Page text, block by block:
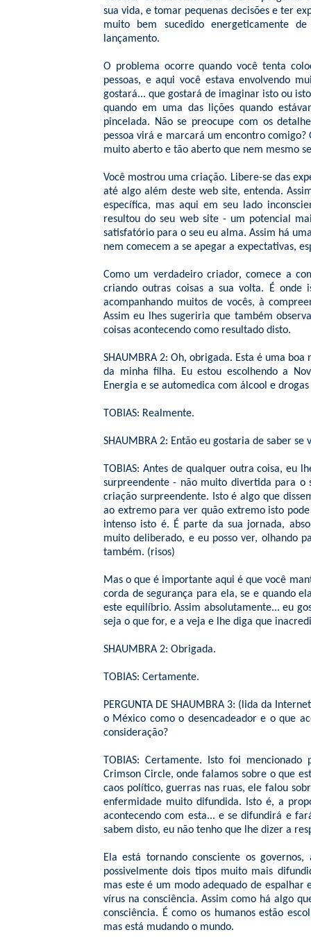
sua vida, e tomar pequenas decisões e ter
muito bem sucedido energeticamente
lançamento.
O problema ocorre quando você tenta
pessoas, e aqui você estava envolvendo
gostará... que gostará de imaginar isto ou
quando em uma das lições quando
pincelada. Não se preocupe com os
pessoa virá e marcará um encontro
muito aberto e tão aberto que nem mesmo
Você mostrou uma criação. Libere-se das
até algo além deste web site, entenda.
específica, mas aqui em seu lado
resultou do seu web site - um potencial
satisfatório para o seu eu alma. Assim há
nem comecem a se apegar a expectativas,
Como um verdadeiro criador, comece a
criando outras coisas a sua volta. É
acompanhando muitos de vocês, à
Assim eu lhes sugeriria que também
coisas acontecendo como resultado disto.
SHAUMBRA 2: Oh, obrigada. Esta é uma
da minha filha. Eu estou escolhendo a
Energia e se automedica com álcool e
TOBIAS: Realmente.
SHAUMBRA 2: Então eu gostaria de saber
TOBIAS: Antes de qualquer outra coisa, eu
surpreendente - não muito divertida para o
criação surpreendente. Isto é algo que
ao extremo para ver quão extremo isto
intenso isto é. É parte da sua jornada,
muito deliberado, e eu posso ver, olhando
também. (risos)
Mas o que é importante aqui é que você
corda de segurança para ela, se e quando
este equilíbrio. Assim absolutamente... eu
seja o que for, e a veja e lhe diga que
SHAUMBRA 2: Obrigada.
TOBIAS: Certamente.
PERGUNTA DE SHAUMBRA 3: (lida da
o México como o desencadeador e o que
consideração?
TOBIAS: Certamente. Isto foi
Crimson Circle, onde falamos sobre o que
caos político, guerras nas ruas, ele falou
enfermidade muito difundida. Isto é, a
acontecendo com esta... e se difundirá e
sabem disto, eu não tenho que lhe dizer a
Ela está tornando consciente os
possivelmente dois tipos muito mais
mas este é um modo adequado de espalhar
vírus na consciência. Assim como há algo
consciência. É como os humanos estão
mas está mudando o mundo.